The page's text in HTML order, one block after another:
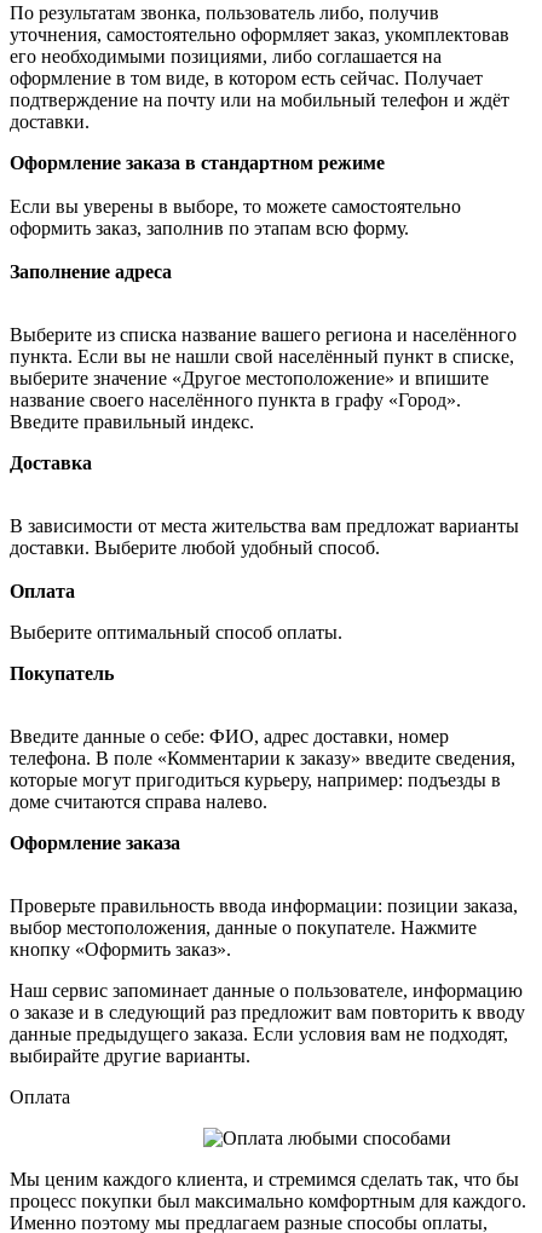
По результатам звонка, пользователь либо, получив
уточнения, самостоятельно оформляет заказ, укомплектовав
его необходимыми позициями, либо соглашается на
оформление в том виде, в котором есть сейчас. Получает
подтверждение на почту или на мобильный телефон и ждёт
доставки.
Оформление заказа в стандартном режиме
Если вы уверены в выборе, то можете самостоятельно
оформить заказ, заполнив по этапам всю форму.
Заполнение адреса
Выберите из списка название вашего региона и населённого
пункта. Если вы не нашли свой населённый пункт в списке,
выберите значение «Другое местоположение» и впишите
название своего населённого пункта в графу «Город».
Введите правильный индекс.
Доставка
В зависимости от места жительства вам предложат варианты
доставки. Выберите любой удобный способ.
Оплата
Выберите оптимальный способ оплаты.
Покупатель
Введите данные о себе: ФИО, адрес доставки, номер
телефона. В поле «Комментарии к заказу» введите сведения,
которые могут пригодиться курьеру, например: подъезды в
доме считаются справа налево.
Оформление заказа
Проверьте правильность ввода информации: позиции заказа,
выбор местоположения, данные о покупателе. Нажмите
кнопку «Оформить заказ».
Наш сервис запоминает данные о пользователе, информацию
о заказе и в следующий раз предложит вам повторить к вводу
данные предыдущего заказа. Если условия вам не подходят,
выбирайте другие варианты.
Оплата
Мы ценим каждого клиента, и стремимся сделать так, что бы
процесс покупки был максимально комфортным для каждого.
Именно поэтому мы предлагаем разные способы оплаты,